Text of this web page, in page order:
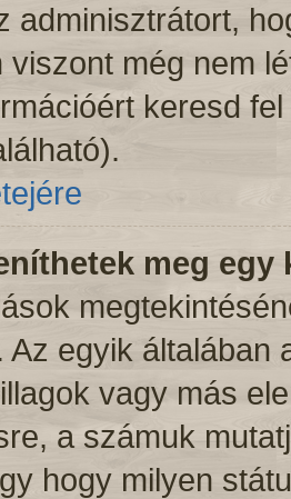
adminisztrátort,
viszont még nem
keresd
meg
Az egyik
vagy más
a számuk
hogy milyen